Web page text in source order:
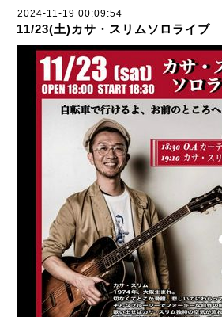
2024-11-19 00:09:54
11/23(土)カサ・スリムソロライブ